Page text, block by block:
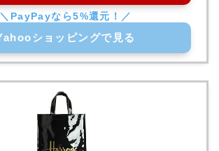
ショッピングで見る